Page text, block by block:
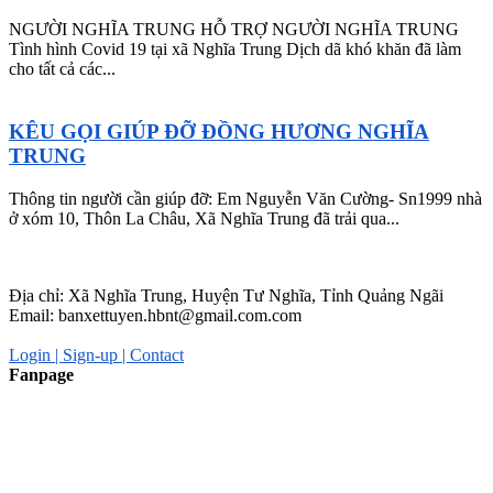
NGƯỜI NGHĨA TRUNG HỖ TRỢ NGƯỜI NGHĨA TRUNG
Tình hình Covid 19 tại xã Nghĩa Trung Dịch dã khó khăn đã làm
cho tất cả các...
KÊU GỌI GIÚP ĐỠ ĐỒNG HƯƠNG NGHĨA
TRUNG
Thông tin người cần giúp đỡ: Em Nguyễn Văn Cường- Sn1999 nhà
ở xóm 10, Thôn La Châu, Xã Nghĩa Trung đã trải qua...
Địa chỉ: Xã Nghĩa Trung, Huyện Tư Nghĩa, Tỉnh Quảng Ngãi
Email: banxettuyen.hbnt@gmail.com.com
Login | Sign-up | Contact
Fanpage